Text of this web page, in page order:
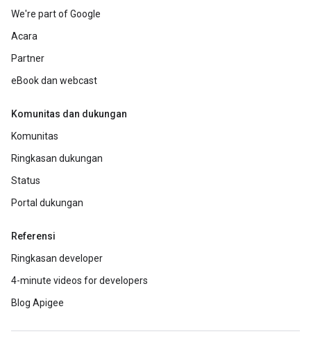
We're part of Google
Acara
Partner
eBook dan webcast
Komunitas dan dukungan
Komunitas
Ringkasan dukungan
Status
Portal dukungan
Referensi
Ringkasan developer
4-minute videos for developers
Blog Apigee